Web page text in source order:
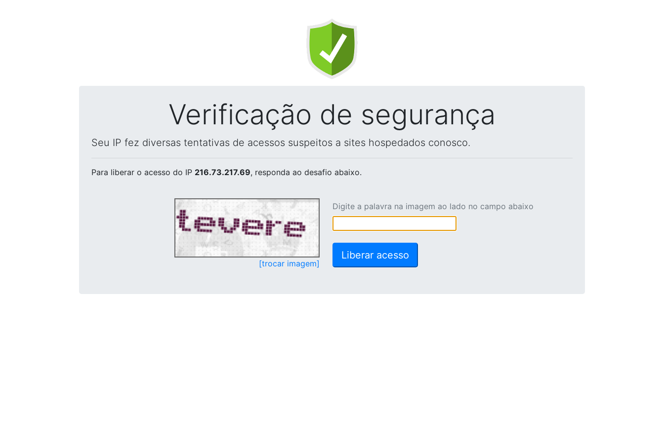
Verificação de segurança
Seu IP fez diversas tentativas de acessos suspeitos a sites hospedados conosco.
Para liberar o acesso do IP 216.73.217.69, responda ao desafio abaixo.
[trocar imagem]
Digite a palavra na imagem ao lado no campo abaixo